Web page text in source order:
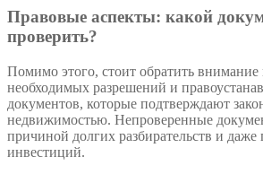
Правовые аспекты: какой
проверить?
Помимо этого, стоит обратить внимание
необходимых разрешений и
документов, которые подтверждают
недвижимостью. Непроверенные
причиной долгих разбирательств и
инвестиций.